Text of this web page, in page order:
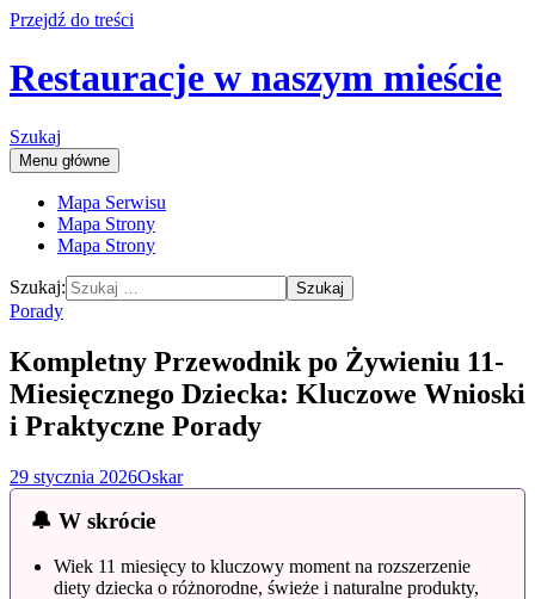
Przejdź do treści
Restauracje w naszym mieście
Szukaj
Menu główne
Mapa Serwisu
Mapa Strony
Mapa Strony
Szukaj:
Porady
Kompletny Przewodnik po Żywieniu 11-
Miesięcznego Dziecka: Kluczowe Wnioski
i Praktyczne Porady
29 stycznia 2026Oskar
🔔 W skrócie
Wiek 11 miesięcy to kluczowy moment na rozszerzenie
diety dziecka o różnorodne, świeże i naturalne produkty,